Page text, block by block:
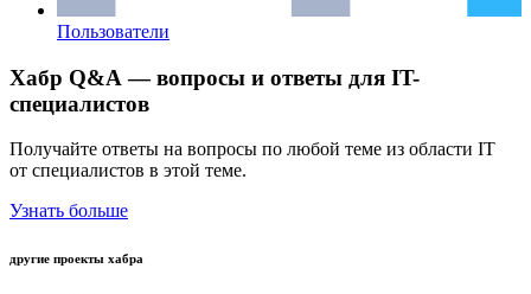
Пользователи
Хабр Q&A — вопросы и ответы для IT-
специалистов
Получайте ответы на вопросы по любой теме из области IT
от специалистов в этой теме.
Узнать больше
другие проекты хабра